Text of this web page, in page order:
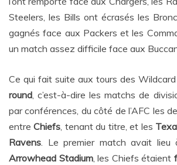
Steelers, les Bills ont écrasés les
gagnés face aux Packers et les
un match assez difficile face aux
Ce qui fait suite aux tours des Wildcard
round , c’est-à-dire les matchs de
par conférences, du côté de l’AFC les
entreChiefs , tenant du titre, et les
Ravens . Le premier match avait
Arrowhead Stadium, les Chiefs étaient